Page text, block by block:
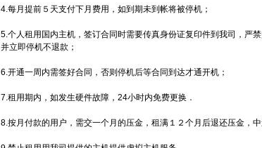
4.每月提前５天支付下月费用，如到期未到帐将被停机；
5.个人租用国内主机，签订合同时需要传真身份证复印件到我司，严
并立即停机不退款；
6.开通一周内需签好合同，否则停机后等合同到达才通开机；
7.租用期内，如发生硬件故障，24小时内免费更换．
8.按月付款的用户，需交一个月的压金，租满１２个月后退还压金，